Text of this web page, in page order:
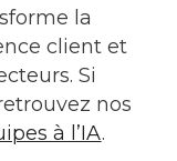
la
client et
Si
nos
à l’IA.